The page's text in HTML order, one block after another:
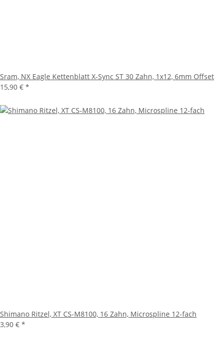
Sram, NX Eagle Kettenblatt X-Sync ST 30 Zahn, 1x12, 6mm Offset
15,90 € *
Shimano Ritzel, XT CS-M8100, 16 Zahn, Microspline 12-fach
3,90 € *